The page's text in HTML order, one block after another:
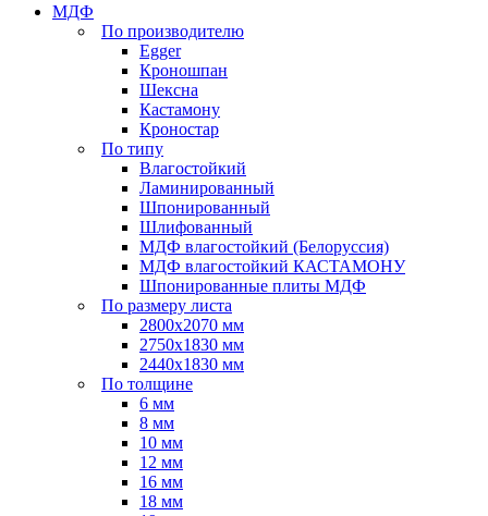
МДФ
По производителю
Egger
Кроношпан
Шексна
Кастамону
Кроностар
По типу
Влагостойкий
Ламинированный
Шпонированный
Шлифованный
МДФ влагостойкий (Белоруссия)
МДФ влагостойкий КАСТАМОНУ
Шпонированные плиты МДФ
По размеру листа
2800х2070 мм
2750х1830 мм
2440х1830 мм
По толщине
6 мм
8 мм
10 мм
12 мм
16 мм
18 мм